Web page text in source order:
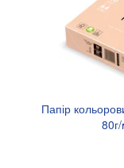
Папір